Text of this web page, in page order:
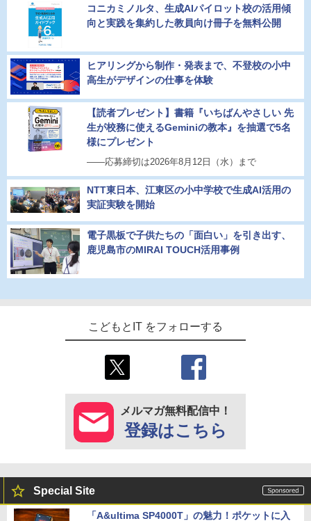
コニカミノルタ、生成AIパイロット校の活用傾
向と実践を集約した教員向け冊子を無料公開
ヒアリングから制作・発表まで、不登校の小中
高生がデザインの仕事を体験
【読者プレゼント】書籍『いちばんやさしい 先
生が校務に使えるGeminiの教本』を抽選で5名
様にプレゼント
――応募締切は2026年8月12日（水）まで
NTT東日本、江東区の小中学校で生成AI活用の
実証実験を開始
電子黒板で子供たちの「面白い」を引き出す、
鹿児島市のMIRAI TOUCH活用事例
こどもとIT をフォローする
メルマガ無料配信中！
登録はこちら
Special Site
「A&ultima SP4000T」の魅力！ポケットに入